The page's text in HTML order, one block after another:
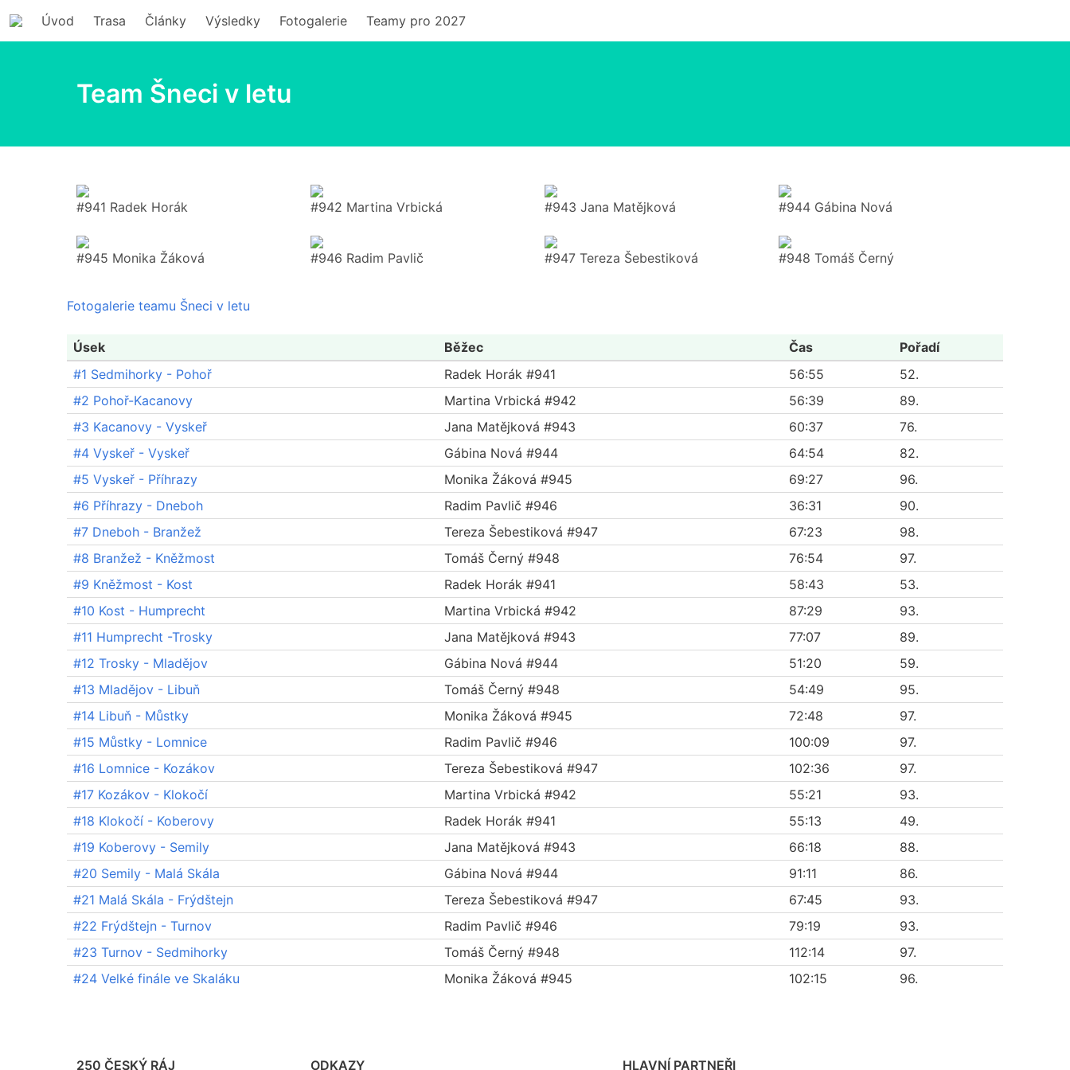
Úvod Trasa Články Výsledky Fotogalerie Teamy pro 2027
Team Šneci v letu
#941 Radek Horák #942 Martina Vrbická #943 Jana Matějková #944 Gábina Nová
#945 Monika Žáková #946 Radim Pavlič #947 Tereza Šebestiková #948 Tomáš Černý
Fotogalerie teamu Šneci v letu
Úsek Běžec Čas
Pořadí
#1 Sedmihorky - Pohoř
Radek Horák #941 56:55
52.
#2 Pohoř-Kacanovy
Martina Vrbická #942 56:39
89.
#3 Kacanovy - Vyskeř
Jana Matějková #943 60:37
76.
#4 Vyskeř - Vyskeř
Gábina Nová #944 64:54
82.
#5 Vyskeř - Příhrazy
Monika Žáková #945 69:27
96.
#6 Příhrazy - Dneboh
Radim Pavlič #946 36:31
90.
#7 Dneboh - Branžež
Tereza Šebestiková #947 67:23
98.
#8 Branžež - Kněžmost
Tomáš Černý #948 76:54
97.
#9 Kněžmost - Kost
Radek Horák #941 58:43
53.
#10 Kost - Humprecht
Martina Vrbická #942 87:29
93.
#11 Humprecht -Trosky
Jana Matějková #943 77:07
89.
#12 Trosky - Mladějov
Gábina Nová #944 51:20
59.
#13 Mladějov - Libuň
Tomáš Černý #948 54:49
95.
#14 Libuň - Můstky
Monika Žáková #945 72:48
97.
#15 Můstky - Lomnice
Radim Pavlič #946 100:09
97.
#16 Lomnice - Kozákov
Tereza Šebestiková #947 102:36
97.
#17 Kozákov - Klokočí
Martina Vrbická #942 55:21
93.
#18 Klokočí - Koberovy
Radek Horák #941 55:13
49.
#19 Koberovy - Semily
Jana Matějková #943 66:18
88.
#20 Semily - Malá Skála
Gábina Nová #944 91:11
86.
#21 Malá Skála - Frýdštejn
Tereza Šebestiková #947 67:45
93.
#22 Frýdštejn - Turnov
Radim Pavlič #946 79:19
93.
#23 Turnov - Sedmihorky
Tomáš Černý #948 112:14
97.
#24 Velké finále ve Skaláku
Monika Žáková #945 102:15 96.
250 ČESKÝ RÁJ ODKAZY HLAVNÍ PARTNEŘI